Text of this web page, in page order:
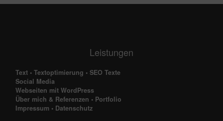
Leistungen
Text•Textoptimierung•SEO Texte
Social Media
Webseiten mit WordPress